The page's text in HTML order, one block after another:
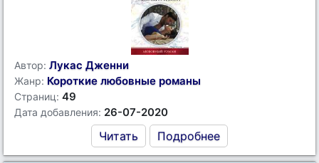
Автор: Лукас Дженни
Жанр: Короткие любовные романы
Страниц: 49
Дата добавления: 26-07-2020
Читать Подробнее